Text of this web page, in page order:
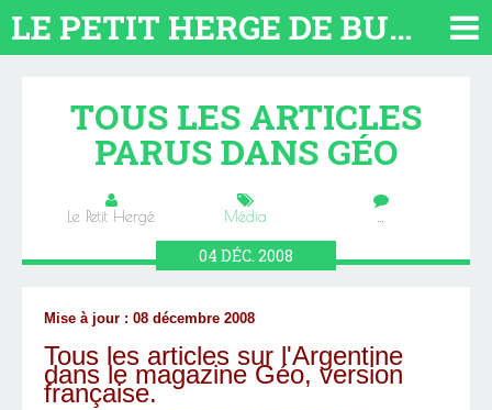
LE PETIT HERGE DE BUENOS AIRES 2026. TOUT SUR L'ARGENTINE
TOUS LES ARTICLES
PARUS DANS GÉO
Le Petit Hergé Média …
04 DÉC. 2008
Mise à jour : 08 décembre 2008
Tous les articles sur l'Argentine
dans le magazine Géo, version
française.